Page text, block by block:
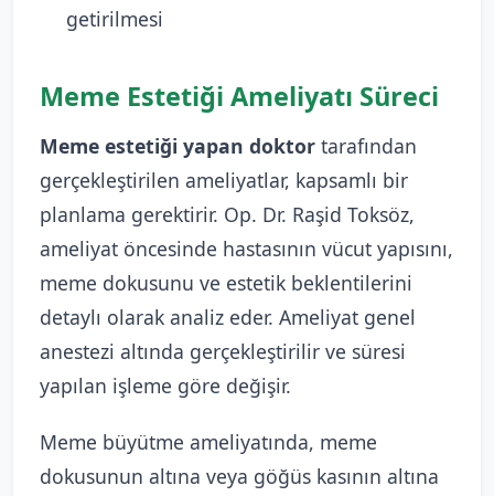
getirilmesi
Meme Estetiği Ameliyatı Süreci
Meme estetiği yapan doktor tarafından
gerçekleştirilen ameliyatlar, kapsamlı bir
planlama gerektirir. Op. Dr. Raşid Toksöz,
ameliyat öncesinde hastasının vücut yapısını,
meme dokusunu ve estetik beklentilerini
detaylı olarak analiz eder. Ameliyat genel
anestezi altında gerçekleştirilir ve süresi
yapılan işleme göre değişir.
Meme büyütme ameliyatında, meme
dokusunun altına veya göğüs kasının altına